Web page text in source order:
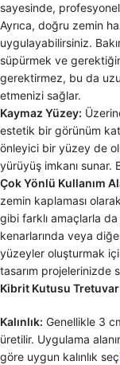
sayesinde,
Ayrıca, doğru zemin
uygulayabilirsiniz.
süpürmek ve
gerektirmez, bu da
etmenizi sağlar.
Kaymaz Yüzey:
estetik bir görünüm
önleyici bir yüzey de
yürüyüş imkanı sunar.
Çok Yönlü Kullanım
zemin kaplaması
gibi farklı amaçlarla
kenarlarında veya
yüzeyler oluşturmak
tasarım projelerinizde
Kibrit Kutusu
Kalınlık: Genellikle 3
üretilir. Uygulama
göre uygun kalınlık